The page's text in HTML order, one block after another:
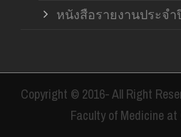
หนังสือรายงานประจำ
Copyright © 2016- All Right
Faculty of Medicine